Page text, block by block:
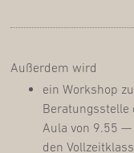
Außer­dem wird
ein Work­shop
Bera­tungs­stel­le
Aula von 9.55
den